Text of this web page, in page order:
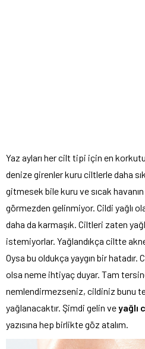
Yaz ayları her cilt tipi için en
denize girenler kuru ciltlerle daha
gitmesek bile kuru ve sıcak
görmezden gelinmiyor. Cildi yağlı
daha da karmaşık. Ciltleri zaten
istemiyorlar. Yağlandıkça ciltte
Oysa bu oldukça yaygın bir hatadır.
olsa neme ihtiyaç duyar. Tam
nemlendirmezseniz, cildiniz bunu
yağlanacaktır. Şimdi gelin veyağlı
yazısına hep birlikte göz atalım.